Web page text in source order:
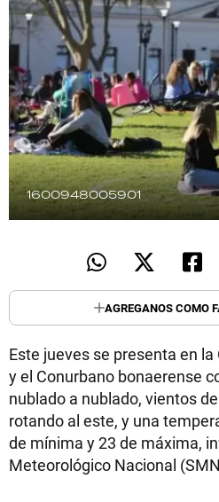
1600948005901
AGREGANOS COMO
Este jueves se presenta en
y el Conurbano bonaerense
nublado a nublado, vientos
rotando al este, y una
de mínima y 23 de máxima,
Meteorológico Nacional
RECETAS
PALABRAS
HORÓSCOPO
Seguinos